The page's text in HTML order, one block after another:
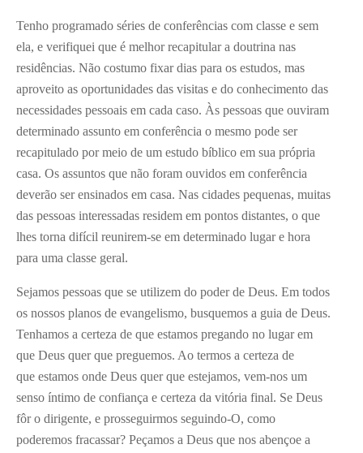
Tenho programado séries de conferências com classe e sem
ela, e verifiquei que é melhor recapitular a doutrina nas
residências. Não costumo fixar dias para os estudos, mas
aproveito as oportunidades das visitas e do conhecimento das
necessidades pessoais em cada caso. Às pessoas que ouviram
determinado assunto em conferência o mesmo pode ser
recapitulado por meio de um estudo bíblico em sua própria
casa. Os assuntos que não foram ouvidos em conferência
deverão ser ensinados em casa. Nas cidades pequenas, muitas
das pessoas interessadas residem em pontos distantes, o que
lhes torna difícil reunirem-se em determinado lugar e hora
para uma classe geral.
Sejamos pessoas que se utilizem do poder de Deus. Em todos
os nossos planos de evangelismo, busquemos a guia de Deus.
Tenhamos a certeza de que estamos pregando no lugar em
que Deus quer que preguemos. Ao termos a certeza de
que estamos onde Deus quer que estejamos, vem-nos um
senso íntimo de confiança e certeza da vitória final. Se Deus
fôr o dirigente, e prosseguirmos seguindo-O, como
poderemos fracassar? Peçamos a Deus que nos abençoe a